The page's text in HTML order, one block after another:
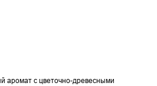
аромат с цветочно-древесными